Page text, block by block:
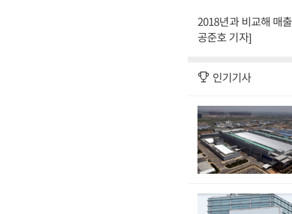
2018년과 비교해 매
공준호 기자]
인기기사